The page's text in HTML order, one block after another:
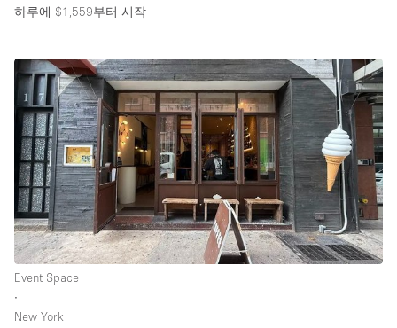
하루에 $1,559부터 시작
Event Space
∙
New York